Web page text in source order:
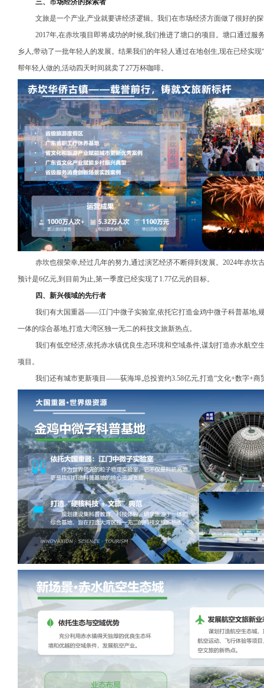
三、市场经济的探索者
文旅是一个产业,产业就要讲经济逻辑。我们在市场经济方面做了很好的
2017年,在赤坎项目即将成功的时候,我们推进了塘口的项目。塘口通过
乡人,带动了一批年轻人的发展。结果我们的年轻人通过在地创生,现在已经实
帮年轻人做的,活动四天时间就卖了27万杯咖啡。
赤坎也很荣幸,经过几年的努力,通过演艺经济不断得到发展。2024年赤坎
预计是6亿元,到目前为止,第一季度已经实现了1.77亿元的目标。
四、新兴领域的先行者
我们有大国重器——江门中微子实验室,依托它打造金鸡中微子科普基地,
一体的综合基地,打造大湾区独一无二的科技文旅新热点。
我们有低空经济,依托赤水镇优良生态环境和空域条件,谋划打造赤水航空
项目。
我们还有城市更新项目——荻海埠,总投资约3.58亿元,打造“文化+数字+商